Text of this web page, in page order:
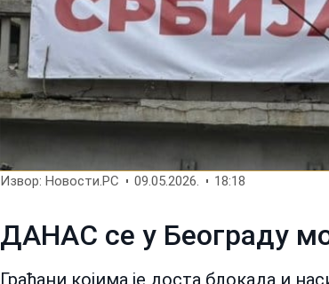
Извор: Новости.РС 09.05.2026. 18:18
ДАНАС се у Београду
Грађани којима је доста блокада и